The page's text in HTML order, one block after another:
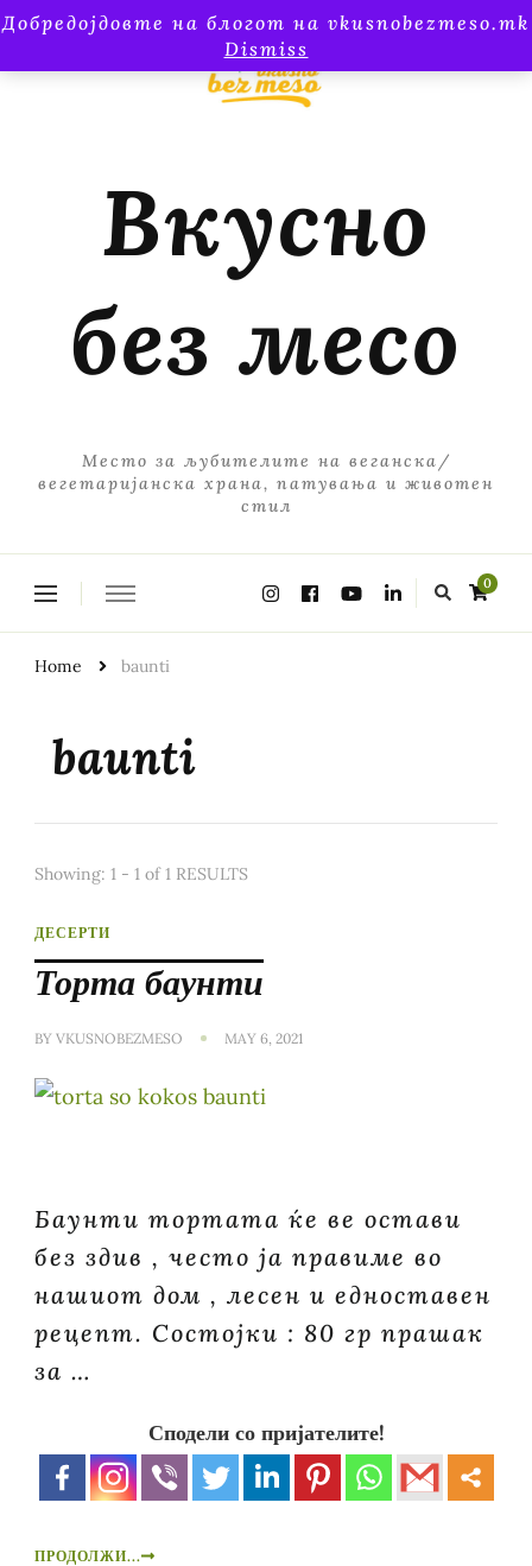
Добредојдовте на блогот на vkusnobezmeso.mk
Dismiss
Вкусно
без месо
Место за љубителите на веганска/
вегетаријанска храна, патувања и животен
стил
0
Home baunti
baunti
Showing: 1 - 1 of 1 RESULTS
ДЕСЕРТИ
Торта баунти
BY VKUSNOBEZMESO MAY 6, 2021
Баунти тортата ќе ве остави
без здив , често ја правиме во
нашиот дом , лесен и едноставен
рецепт. Состојки : 80 гр прашак
за …
Сподели со пријателите!
ПРОДОЛЖИ...